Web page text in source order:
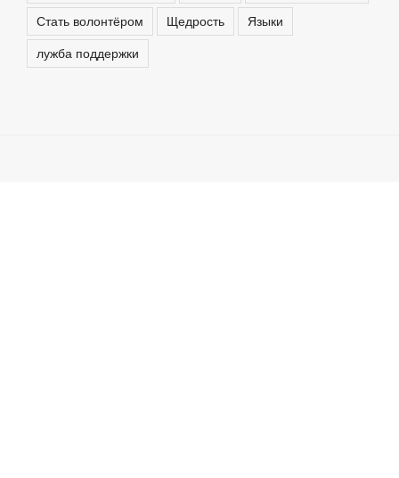
Стать волонтёром
Щедрость
Языки
лужба поддержки